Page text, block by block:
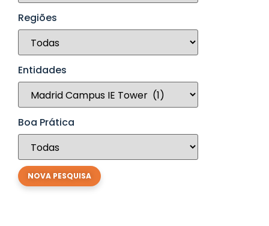
Regiões
Entidades
Boa Prática